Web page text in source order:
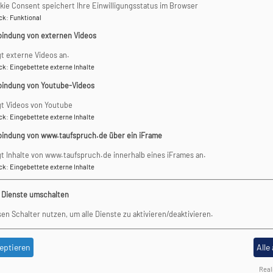
Gesang seit 2023 zusätzlich auch in der dortigen
der seit September 2008 als Korrepetitor am
Mozarteum Salzburg, sowie als Konzertpianist
einen jungen Musiker aus unserer Region in unserer
anlocken lassen und den Abend als kleinen "Urlaub
zwischen Ammer, Amper und Lech
in Katowice, Polen)
Feliks Nowowiejski, Healey Willan und Percy E. Fletcher
Consent speichert Ihre Einwilligungsstatus im Browser
: Funktional
von externen Videos
externe Videos an.
: Eingebettete externe Inhalte
von Youtube-Videos
Videos von Youtube
: Eingebettete externe Inhalte
von www.taufspruch.de über ein iFrame
Inhalte von www.taufspruch.de innerhalb eines iFrames an.
: Eingebettete externe Inhalte
umschalten
Schalter nutzen, um alle Dienste zu aktivieren/deaktivieren.
Alle